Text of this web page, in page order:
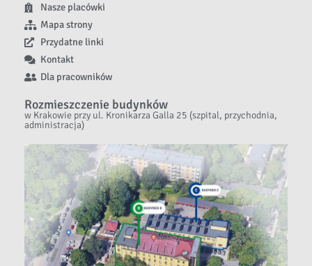
Nasze placówki
Mapa strony
Przydatne linki
Kontakt
Dla pracowników
Rozmieszczenie budynków
w Krakowie przy ul. Kronikarza Galla 25 (szpital, przychodnia,
administracja)